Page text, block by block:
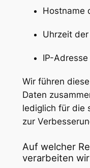
Hostname
Uhrzeit
IP-
Wir führen
Daten
lediglich für die
zur
Auf welcher
verarbeiten